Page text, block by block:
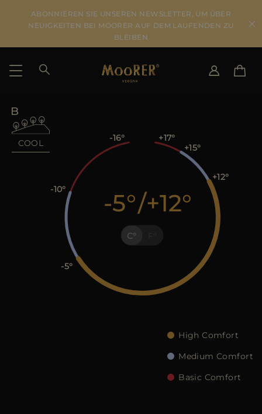
ABONNIEREN SIE UNSEREN NEWSLETTER, UM ÜBER
NEUIGKEITEN BEI MOORER AUF DEM LAUFENDEN ZU
BLEIBEN
AU
DK
FR
GB
CA
ES
WEITERE LÄNDER
DE
COOL
C
-5 /+12
-16
-10
-5
+12
+15
+17
High Comfort
Medium Comfort
Basic Comfort